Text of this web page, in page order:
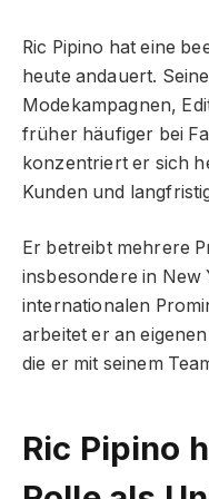
Ric Pipino hat eine
heute andauert.
Modekampagnen,
früher häufiger bei
konzentriert er sich
Kunden und
Er betreibt mehrere
insbesondere in New
internationalen
arbeitet er an
die er mit seinem
Ric Pipino